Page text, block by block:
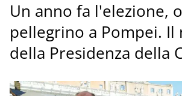
Un anno fa l'elezione,
pellegrino a Pompei. Il
della Presidenza della